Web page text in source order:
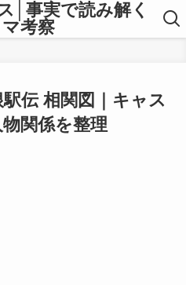
│事実で読み解く
マ考察
伝 相関図｜キャス
物関係を整理